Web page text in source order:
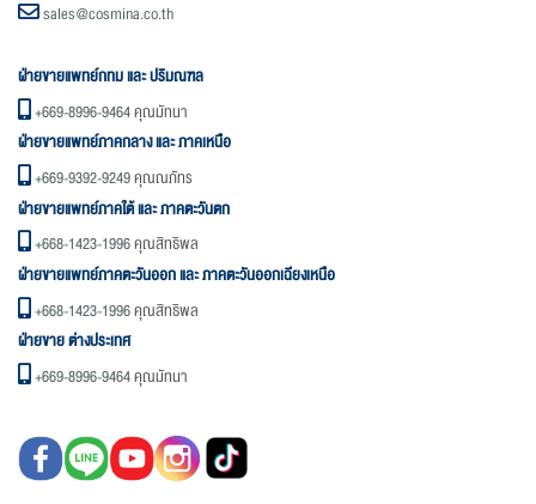
sales@cosmina.co.th
ฝ่ายขายแพทย์กทม และ ปริมณฑล
+669-8996-9464คุณมัทนา
ฝ่ายขายแพทย์ภาคกลาง และ ภาคเหนือ
+669-9392-9249คุณณภัทร
ฝ่ายขายแพทย์ภาคใต้ และ ภาคตะวันตก
+668-1423-1996คุณสิทธิพล
ฝ่ายขายแพทย์ภาคตะวันออก และ ภาคตะวันออกเฉียงเหนือ
+668-1423-1996คุณสิทธิพล
ฝ่ายขาย ต่างประเทศ
+669-8996-9464คุณมัทนา